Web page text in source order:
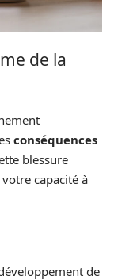
de la
conséquences
blessure
capacité à
de